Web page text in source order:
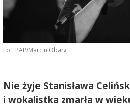
Fot. PAP/Marcin Obara
Nie żyje Stanisława
i wokalistka zmarła w